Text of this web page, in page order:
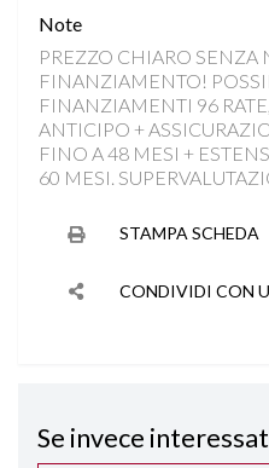
INTERNI IN
RILEVAMENTO
Note
PREZZO CHIARO SENZA
FINANZIAMENTO!
FINANZIAMENTI 96
ANTICIPO +
FINO A 48 MESI +
60 MESI.
STAMPA SCHEDA
CONDIVIDI CON
Se invece